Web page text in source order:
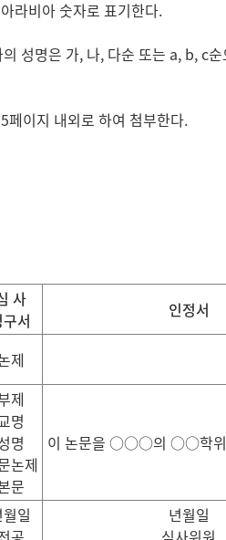
라비아 숫자로 표기한다.
성명은 가, 나, 다순 또는 a, b, c
이지 내외로 하여 첨부한다.
사
서
인정서
제
제
명
명
논제
문
이 논문을 ○○○의 ○○학위
일
년월일